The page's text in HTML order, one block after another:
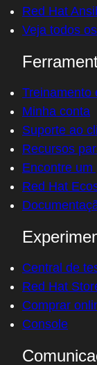
Red Hat
Veja todos
Treinamento
Minha conta
Suporte ao
Recursos
Encontre um
Red Hat
Central de
Red Hat
Comprar
Console